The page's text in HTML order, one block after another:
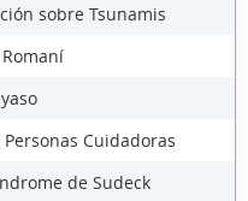
sobre Tsunamis
Cuidadoras
de Sudeck